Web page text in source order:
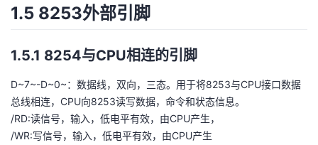
1.5 8253外部引脚
1.5.1 8254与CPU相连的引脚
D~7~-D~0~：数据线，双向，三态。用于将8253与CPU接口数据
总线相连，CPU向8253读写数据，命令和状态信息。
/RD:读信号，输入，低电平有效，由CPU产生，
/WR:写信号，输入，低电平有效，由CPU产生